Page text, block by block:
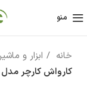
منو
خانه ابزار و
کارواش کارچر مدل K2 COMPACT Car Kit